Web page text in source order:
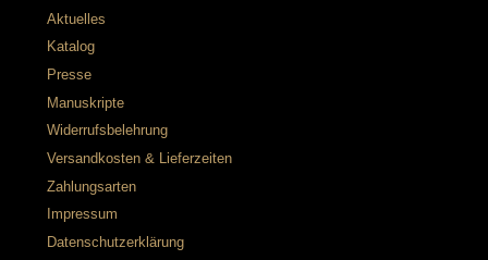
Aktuelles
Katalog
Presse
Manuskripte
Widerrufsbelehrung
Versandkosten & Lieferzeiten
Zahlungsarten
Impressum
Datenschutzerklärung